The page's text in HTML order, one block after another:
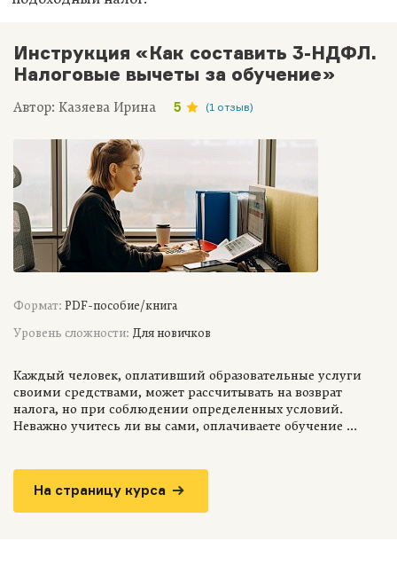
Инструкция «Как составить 3-НДФЛ.
Налоговые вычеты за обучение»
Автор: Казяева Ирина 5 (1 отзыв)
Формат: PDF-пособие/книга
Уровень сложности: Для новичков
Каждый человек, оплативший образовательные услуги
своими средствами, может рассчитывать на возврат
налога, но при соблюдении определенных условий.
Неважно учитесь ли вы сами, оплачиваете обучение ...
На страницу курса